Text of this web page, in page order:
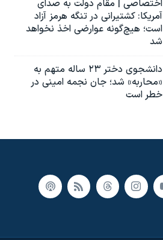
اختصاصی | مقام دولت به صدای
آمریکا: کشتیرانی در تنگه هرمز آزاد
است؛ هیچ‌گونه عوارضی اخذ نخواهد
شد
دانشجوی دختر ۲۳ ساله متهم به
«محاربه» شد؛ جان نجمه امینی در
خطر است